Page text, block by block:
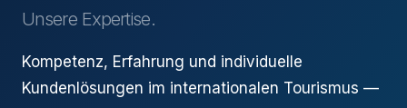
Unsere Expertise.
Kompetenz, Erfahrung und individuelle
Kundenlösungen im internationalen Tourismus —